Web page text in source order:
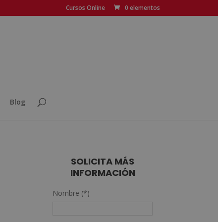
Cursos Online 0 elementos
Blog
SOLICITA MÁS
INFORMACIÓN
Nombre (*)